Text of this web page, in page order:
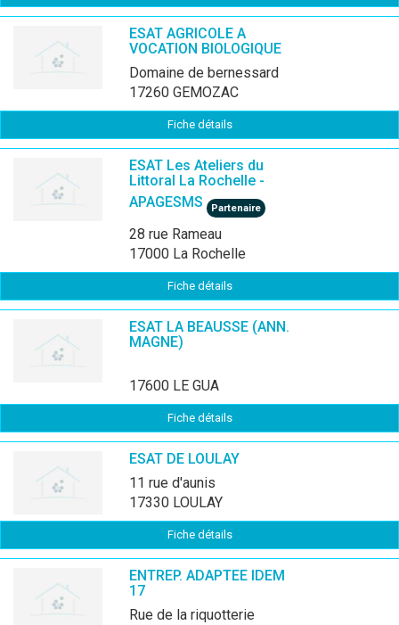
ESAT AGRICOLE A
VOCATION BIOLOGIQUE
domaine de bernessard
17260 GEMOZAC
Fiche détails
ESAT Les Ateliers du
Littoral La Rochelle -
APAGESMS
Partenaire
28 rue Rameau
17000 La Rochelle
Fiche détails
ESAT LA BEAUSSE (ANN.
MAGNE)
17600 LE GUA
Fiche détails
ESAT DE LOULAY
11 rue d'aunis
17330 LOULAY
Fiche détails
ENTREP. ADAPTEE IDEM
17
rue de la riquotterie